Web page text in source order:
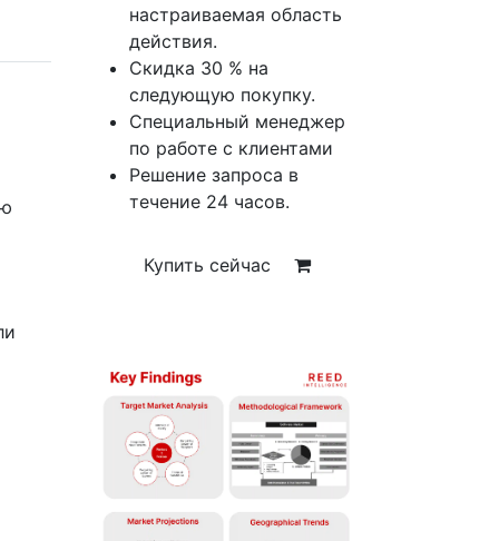
настраиваемая область
действия.
Скидка 30 % на
следующую покупку.
Специальный менеджер
по работе с клиентами
Решение запроса в
течение 24 часов.
Купить сейчас